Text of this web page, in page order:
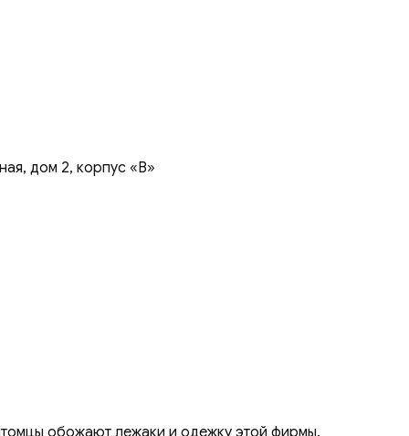
дом 2, корпус «В»
обожают лежаки и одежку этой фирмы.